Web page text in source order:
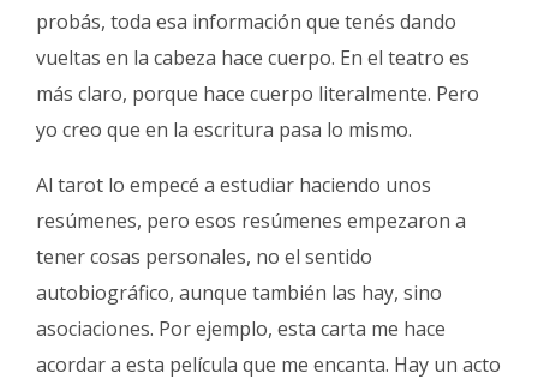
probás, toda esa información que tenés dando
vueltas en la cabeza hace cuerpo. En el teatro es
más claro, porque hace cuerpo literalmente. Pero
yo creo que en la escritura pasa lo mismo.
Al tarot lo empecé a estudiar haciendo unos
resúmenes, pero esos resúmenes empezaron a
tener cosas personales, no el sentido
autobiográfico, aunque también las hay, sino
asociaciones. Por ejemplo, esta carta me hace
acordar a esta película que me encanta. Hay un acto